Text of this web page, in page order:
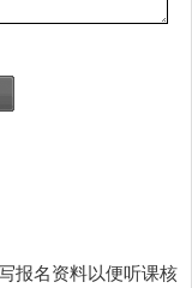
报名资料以便听课核